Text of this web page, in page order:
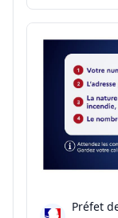
sécheresse sur le
réunion :
Préfet